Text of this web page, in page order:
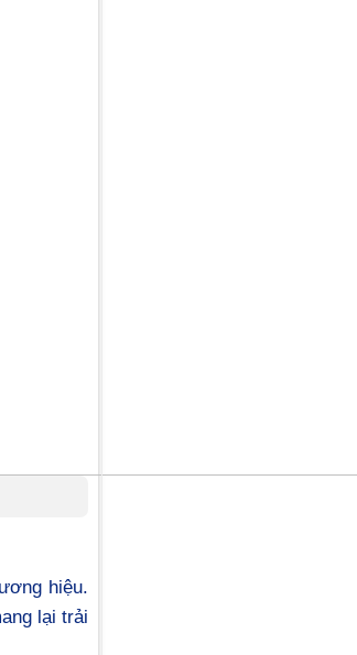
hiệu.
lại trải